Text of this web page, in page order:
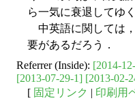
ら一気に衰退してゆく
中英語に関しては
要があるだろう．
Referrer (Inside): [2014-
[2013-07-29-1] [2013-02-
[ 固定リンク | 印刷用